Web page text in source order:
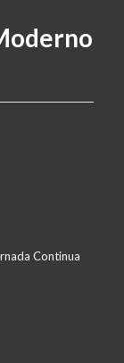
Continua